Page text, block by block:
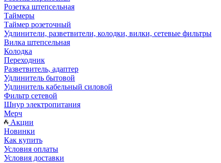
Розетка штепсельная
Таймеры
Таймер розеточный
Удлинители, разветвители, колодки, вилки, сетевые фильтры
Вилка штепсельная
Колодка
Переходник
Разветвитель, адаптер
Удлинитель бытовой
Удлинитель кабельный силовой
Фильтр сетевой
Шнур электропитания
Мерч
Акции
Новинки
Как купить
Условия оплаты
Условия доставки